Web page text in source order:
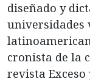
diseñado y
universidades
cronista de la
revista